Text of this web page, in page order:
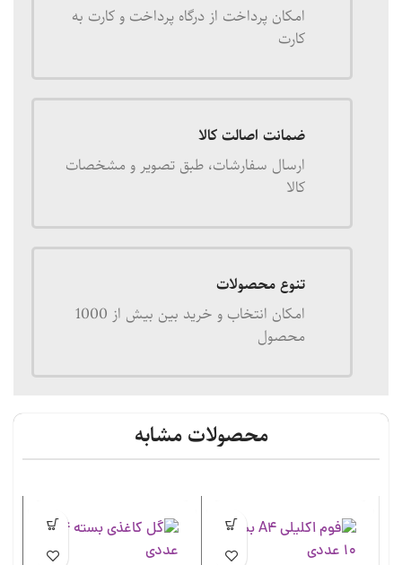
امکان پرداخت از درگاه پرداخت و کارت به
کارت
ضمانت اصالت کالا
ارسال سفارشات، طبق تصویر و مشخصات
کالا
تنوع محصولات
امکان انتخاب و خرید بین بیش از 1000
محصول
محصولات مشابه